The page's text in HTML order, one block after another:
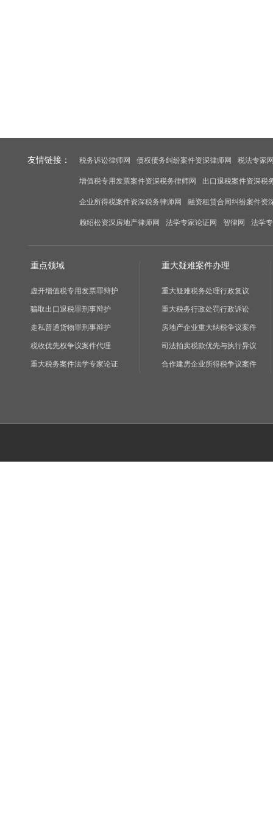
友情链接： 税务诉讼律师网 债权债务纠纷案件资深律师网 税法专家
增值税专用发票案件资深税务律师网 出口退税案件资深税
企业所得税案件资深税务律师网 融资租赁合同纠纷案件资
赖绍松资深房地产律师网 法学专家论证网 智律网 法学
重点领域
虚开增值税专用发票罪辩护
骗取出口退税罪刑事辩护
走私普通货物罪刑事辩护
税收优先权争议案件代理
重大税务案件法学专家论证
重大疑难案件办理
重大疑难税务处理行政复议
重大税务行政处罚行政诉讼
房地产企业重大纳税争议案件
司法拍卖税款优先与执行异议
合作建房企业所得税争议案件